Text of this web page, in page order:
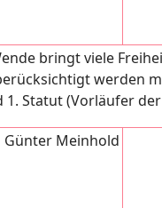
bringt viele
werden
1. Statut (Vorläufer
Günter Meinhold